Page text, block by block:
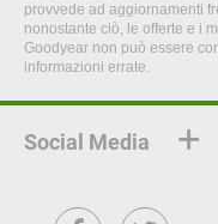
provvede ad aggiornamenti
nonostante ciò, le offerte e i
Goodyear non può essere
informazioni errate.
Social Media